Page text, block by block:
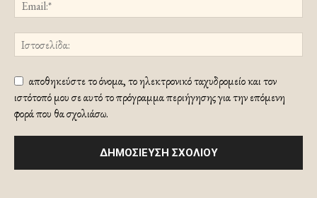
αποθηκεύστε το όνομα, το ηλεκτρονικό ταχυδρομείο και τον
ιστότοπό μου σε αυτό το πρόγραμμα περιήγησης για την επόμενη
φορά που θα σχολιάσω.